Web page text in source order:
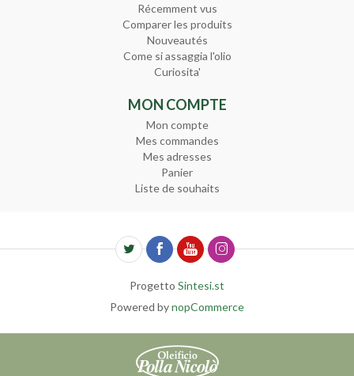
Récemment vus
Comparer les produits
Nouveautés
Come si assaggia l'olio
Curiosita'
MON COMPTE
Mon compte
Mes commandes
Mes adresses
Panier
Liste de souhaits
Progetto Sintesi.st
Powered bynopCommerce